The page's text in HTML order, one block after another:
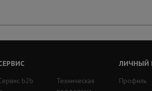
b2b
Техническая
ЛИЧНЫЙ
Профиль